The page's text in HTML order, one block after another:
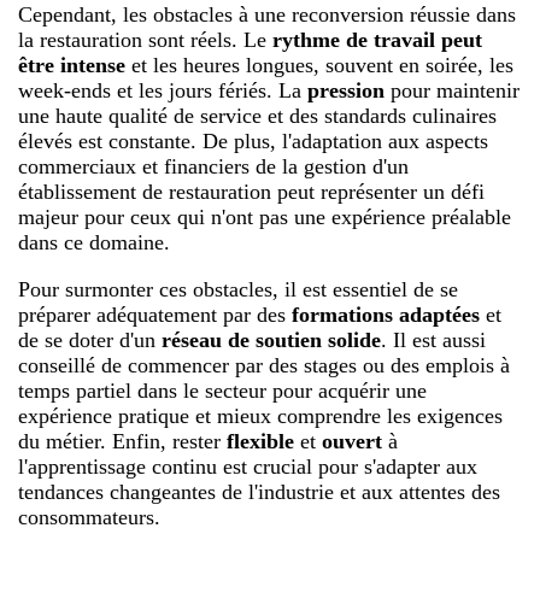
Cependant, les obstacles à une reconversion réussie dans
la restauration sont réels. Le rythme de travail peut
être intense et les heures longues, souvent en soirée, les
week-ends et les jours fériés. La pression pour maintenir
une haute qualité de service et des standards culinaires
élevés est constante. De plus, l'adaptation aux aspects
commerciaux et financiers de la gestion d'un
établissement de restauration peut représenter un défi
majeur pour ceux qui n'ont pas une expérience préalable
dans ce domaine.
Pour surmonter ces obstacles, il est essentiel de se
préparer adéquatement par des formations adaptées et
de se doter d'un réseau de soutien solide. Il est aussi
conseillé de commencer par des stages ou des emplois à
temps partiel dans le secteur pour acquérir une
expérience pratique et mieux comprendre les exigences
du métier. Enfin, rester flexible et ouvert à
l'apprentissage continu est crucial pour s'adapter aux
tendances changeantes de l'industrie et aux attentes des
consommateurs.